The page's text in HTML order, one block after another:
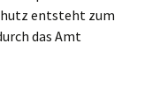
entsteht zum
das Amt